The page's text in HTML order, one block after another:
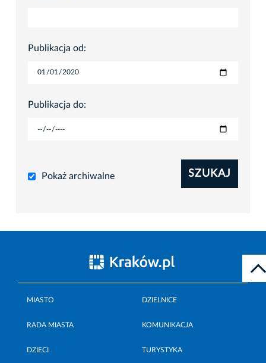
Publikacja od:
Publikacja do:
Pokaż archiwalne SZUKAJ
MIASTO DZIELNICE
RADA MIASTA KOMUNIKACJA
DZIECI TURYSTYKA